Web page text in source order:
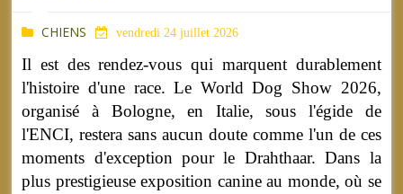
CHIENS vendredi 24 juillet 2026
Il est des rendez-vous qui marquent durablement
l'histoire d'une race. Le World Dog Show 2026,
organisé à Bologne, en Italie, sous l'égide de
l'ENCI, restera sans aucun doute comme l'un de ces
moments d'exception pour le Drahthaar. Dans la
plus prestigieuse exposition canine au monde, où se